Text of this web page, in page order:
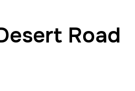
Road